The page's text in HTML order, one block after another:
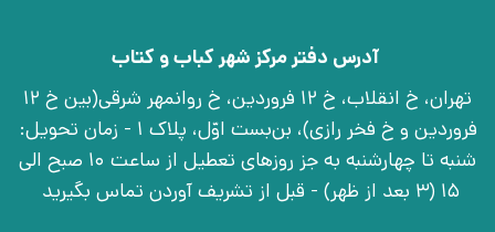
آدرس دفتر مرکز شهر کباب و کتاب
تهران، خ انقلاب، خ 12 فروردین، خ روانمهر شرقی(بین خ 12
فروردین و خ فخر رازی)، بن‌بست اوّل، پلاک 1 - زمان تحویل:
شنبه تا چهارشنبه به جز روزهای تعطیل از ساعت 10 صبح الی
15 (3 بعد از ظهر) - قبل از تشریف آوردن تماس بگیرید